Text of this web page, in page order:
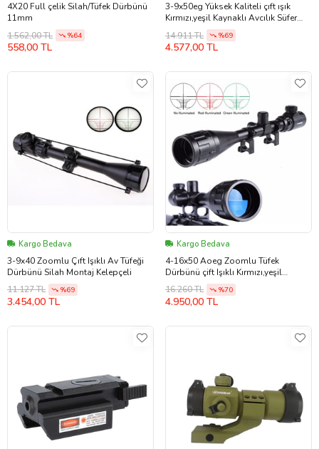
4X20 Full çelik Silah/Tüfek Dürbünü
11mm
1.562,00 TL
%64
558,00 TL
3-9x50eg Yüksek Kaliteli çıft ışık
Kırmızı,yeşil Kaynaklı Avcılık Süfer
Tüfek Dürbün
14.911 TL %69
4.577,00 TL
Kargo Bedava
3-9x40 Zoomlu Çıft Işıklı Av Tüfeği
Dürbünü Silah Montaj Kelepçeli
11.127 TL
%69
3.454,00 TL
Kargo Bedava
4-16x50 Aoeg Zoomlu Tüfek
Dürbünü çift Işıklı Kırmızı,yeşil
Kaynaklı Avcılık Dürbün
16.260 TL %70
4.950,00 TL